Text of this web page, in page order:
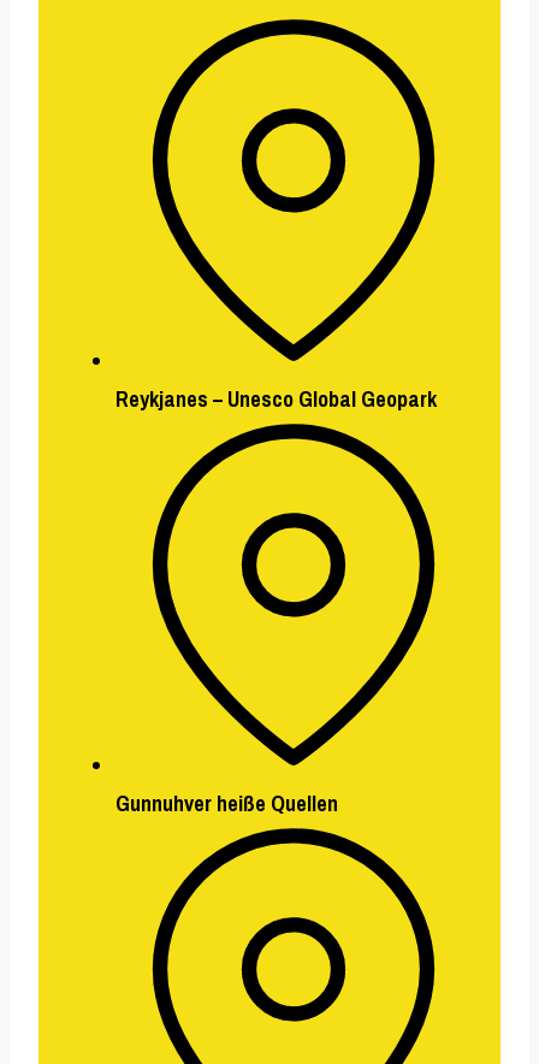
Reykjanes – Unesco Global Geopark
Gunnuhver heiße Quellen